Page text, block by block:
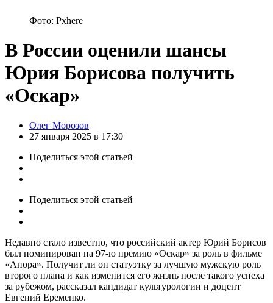
Фото: Pxhere
В России оценили шансы
Юрия Борисова получить
«Оскар»
Posted
by
Олег Морозов
27 января 2025 в 17:30
Поделиться этой статьей
Поделиться этой статьей
Недавно стало известно, что российский актер Юрий Борисов
был номинирован на 97-ю премию «Оскар» за роль в фильме
«Анора». Получит ли он статуэтку за лучшую мужскую роль
второго плана и как изменится его жизнь после такого успеха
за рубежом, рассказал кандидат культурологии и доцент
Евгений Еременко.